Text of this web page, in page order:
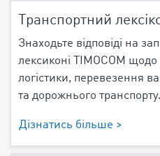
Транспортний
Знаходьте відповіді на
лексиконі TIMOCOM щодо
логістики, перевезення
та дорожнього транспорту.
Дізнатись більше >